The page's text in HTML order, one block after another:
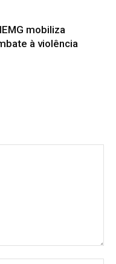
mobiliza
à violência